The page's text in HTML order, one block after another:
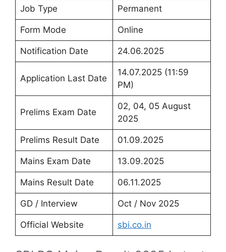
Job Type Permanent
Form Mode Online
Notification Date 24.06.2025
Application Last Date
14.07.2025 (11:59
PM)
Prelims Exam Date
02, 04, 05 August
2025
Prelims Result Date 01.09.2025
Mains Exam Date 13.09.2025
Mains Result Date 06.11.2025
GD / Interview Oct / Nov 2025
Official Website sbi.co.in